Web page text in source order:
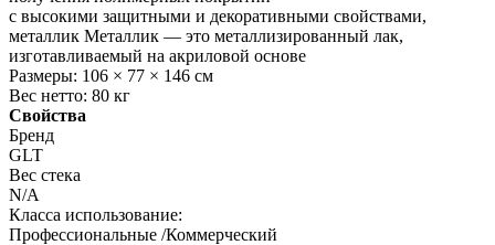
с высокими защитными и декоративными свойствами,
металлик Металлик — это металлизированный лак,
изготавливаемый на акриловой основе
Размеры: 106 × 77 × 146 см
Вес нетто: 80 кг
Свойства
Бренд
GLT
Вес стека
N/A
Класса использование:
Профессиональные /Коммерческий